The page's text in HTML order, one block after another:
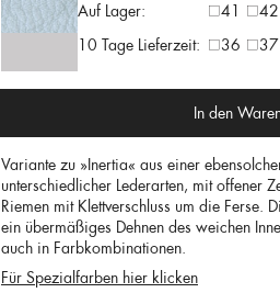
Auf Lager:
41
42
10 Tage Lieferzeit:
36 37
In den
Variante zu »Inertia« aus einer
unterschiedlicher Lederarten, mit offener
Riemen mit Klettverschluss um die Ferse.
ein übermäßiges Dehnen des weichen
auch in Farbkombinationen.
Für Spezialfarben hier klicken